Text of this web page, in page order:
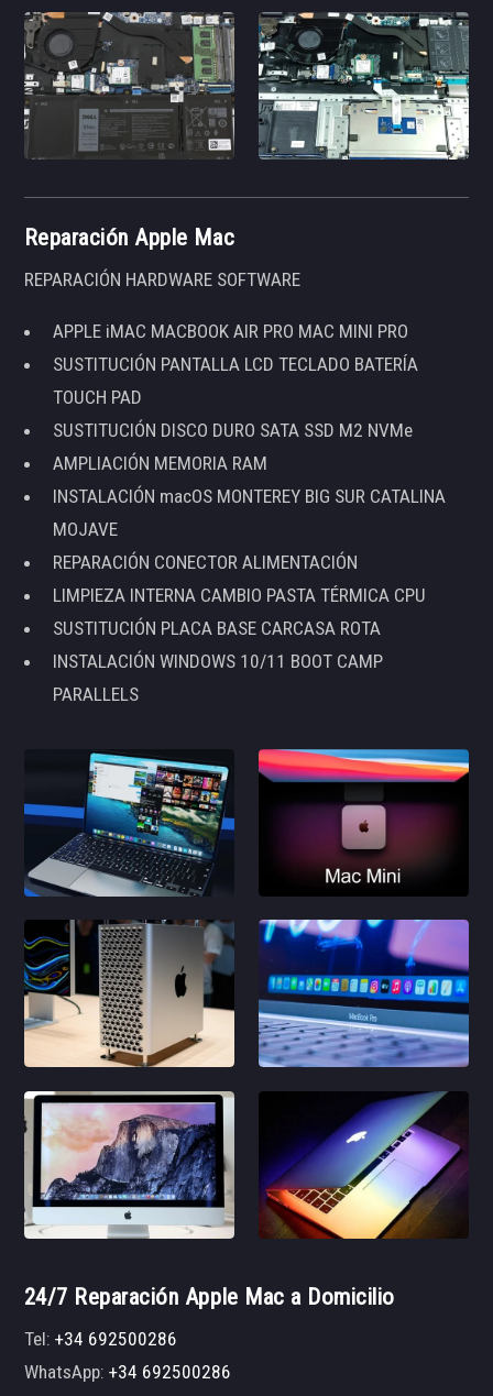
Reparación Apple Mac
REPARACIÓN HARDWARE SOFTWARE
APPLE iMAC MACBOOK AIR PRO MAC MINI PRO
SUSTITUCIÓN PANTALLA LCD TECLADO BATERÍA
TOUCH PAD
SUSTITUCIÓN DISCO DURO SATA SSD M2 NVMe
AMPLIACIÓN MEMORIA RAM
INSTALACIÓN macOS MONTEREY BIG SUR CATALINA
MOJAVE
REPARACIÓN CONECTOR ALIMENTACIÓN
LIMPIEZA INTERNA CAMBIO PASTA TÉRMICA CPU
SUSTITUCIÓN PLACA BASE CARCASA ROTA
INSTALACIÓN WINDOWS 10/11 BOOT CAMP
PARALLELS
24/7 Reparación Apple Mac a Domicilio
Tel:+34 692500286
WhatsApp:+34 692500286